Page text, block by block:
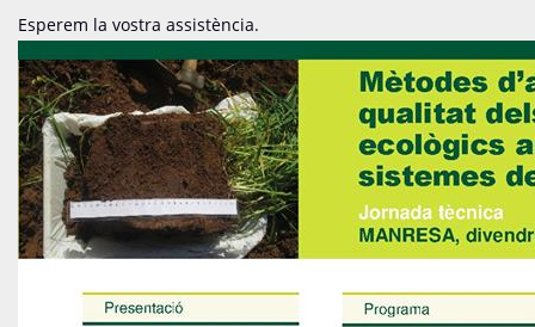
Esperem la vostra assistència.